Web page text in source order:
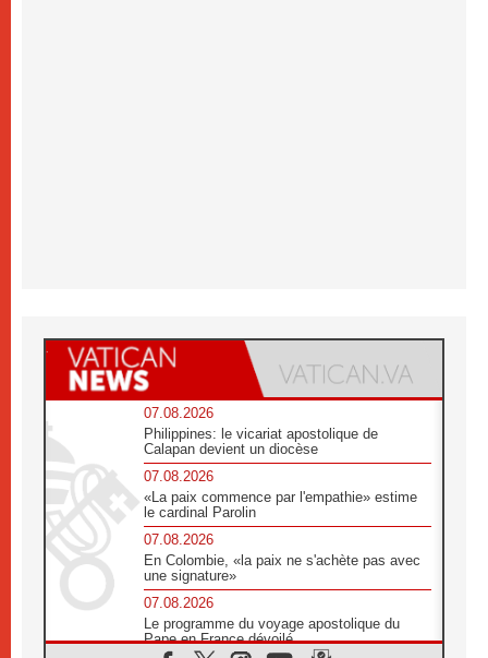
07.08.2026
Philippines: le vicariat apostolique de
Calapan devient un diocèse
07.08.2026
«La paix commence par l'empathie» estime
le cardinal Parolin
07.08.2026
En Colombie, «la paix ne s'achète pas avec
une signature»
07.08.2026
Le programme du voyage apostolique du
Pape en France dévoilé